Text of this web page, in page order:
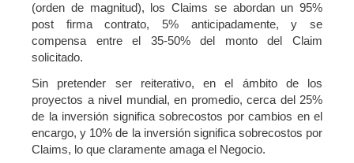
(orden de magnitud), los Claims se abordan un 95%
post firma contrato, 5% anticipadamente, y se
compensa entre el 35-50% del monto del Claim
solicitado.
Sin pretender ser reiterativo, en el ámbito de los
proyectos a nivel mundial, en promedio, cerca del 25%
de la inversión significa sobrecostos por cambios en el
encargo, y 10% de la inversión significa sobrecostos por
Claims, lo que claramente amaga el Negocio.